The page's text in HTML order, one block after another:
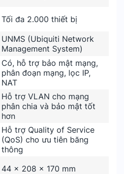
Tối đa 2.000 thiết bị
UNMS (Ubiquiti Network
Management System)
Có, hỗ trợ bảo mật mạng,
phân đoạn mạng, lọc IP,
NAT
Hỗ trợ VLAN cho mạng
phân chia và bảo mật tốt
hơn
Hỗ trợ Quality of Service
(QoS) cho ưu tiên băng
thông
44 x 208 x 170 mm